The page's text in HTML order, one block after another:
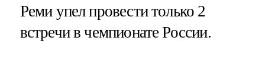
Реми упел провести только 2
встречи в чемпионате России.